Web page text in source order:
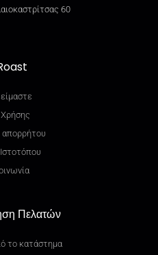
60
απορρήτου
Πελατών
το κατάστημα